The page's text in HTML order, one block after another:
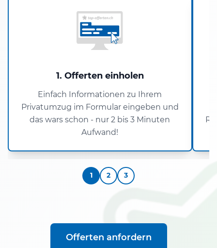
1. Offerten einholen
Einfach Informationen zu Ihrem
Privatumzug im Formular eingeben und
das wars schon - nur 2 bis 3 Minuten
Aufwand!
1 2 3
Offerten anfordern